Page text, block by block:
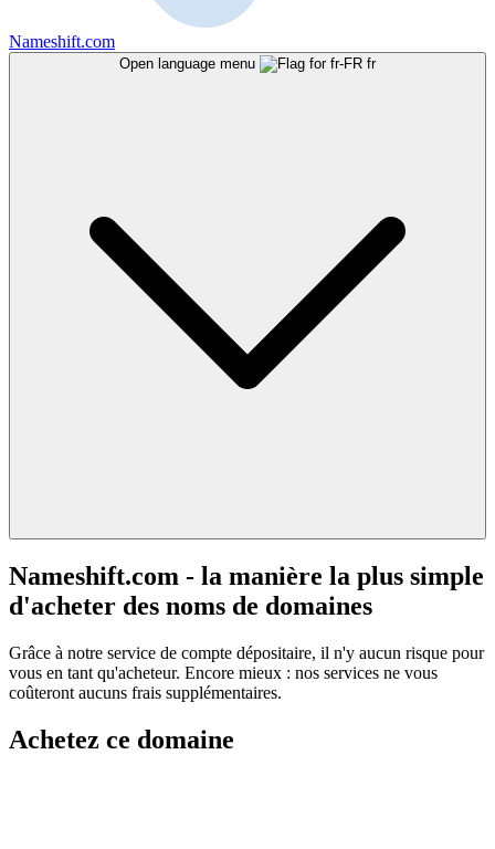
Nameshift.com
Open language menu fr
Nameshift.com - la manière la plus simple
d'acheter des noms de domaines
Grâce à notre service de compte dépositaire, il n'y aucun risque pour
vous en tant qu'acheteur. Encore mieux : nos services ne vous
coûteront aucuns frais supplémentaires.
Achetez ce domaine